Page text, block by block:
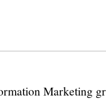
Marketing